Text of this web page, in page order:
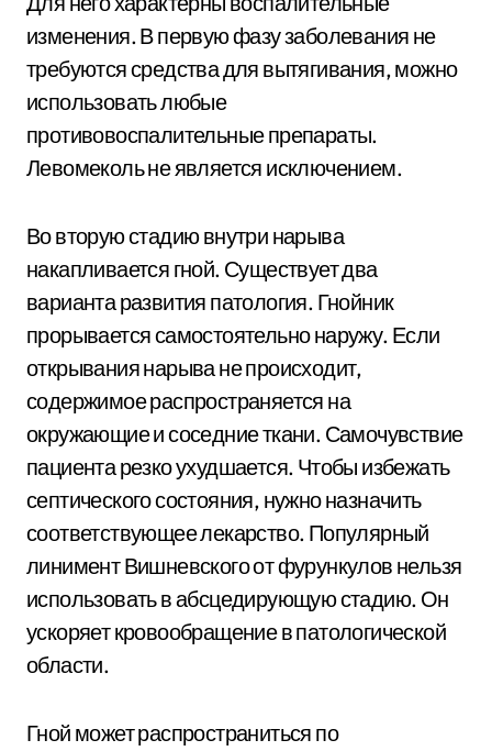
изменения. В первую фазу заболевания не
требуются средства для вытягивания, можно
использовать любые
противовоспалительные препараты.
Левомеколь не является исключением.
Во вторую стадию внутри нарыва
накапливается гной. Существует два
варианта развития патология. Гнойник
прорывается самостоятельно наружу. Если
открывания нарыва не происходит,
содержимое распространяется на
окружающие и соседние ткани. Самочувствие
пациента резко ухудшается. Чтобы избежать
септического состояния, нужно назначить
соответствующее лекарство. Популярный
линимент Вишневского от фурункулов нельзя
использовать в абсцедирующую стадию. Он
ускоряет кровообращение в патологической
области.
Гной может распространиться по